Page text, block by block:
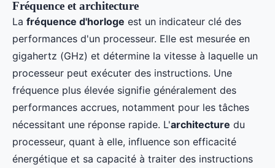
Fréquence et architecture
La fréquence d'horloge est un indicateur clé des
performances d'un processeur. Elle est mesurée en
gigahertz (GHz) et détermine la vitesse à laquelle un
processeur peut exécuter des instructions. Une
fréquence plus élevée signifie généralement des
performances accrues, notamment pour les tâches
nécessitant une réponse rapide. L'architecture du
processeur, quant à elle, influence son efficacité
énergétique et sa capacité à traiter des instructions